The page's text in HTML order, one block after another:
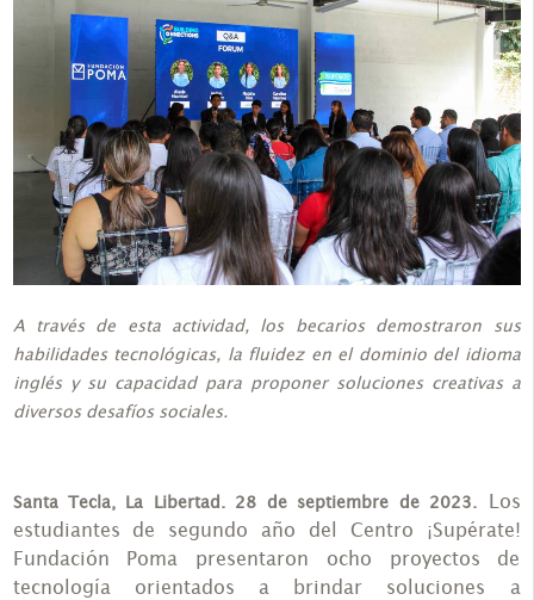
A través de esta actividad, los becarios demostraron sus
habilidades tecnológicas, la fluidez en el dominio del idioma
inglés y su capacidad para proponer soluciones creativas a
diversos desafíos sociales.
Santa Tecla, La Libertad. 28 de septiembre de 2023. Los
estudiantes de segundo año del Centro ¡Supérate!
Fundación Poma presentaron ocho proyectos de
tecnología orientados a brindar soluciones a